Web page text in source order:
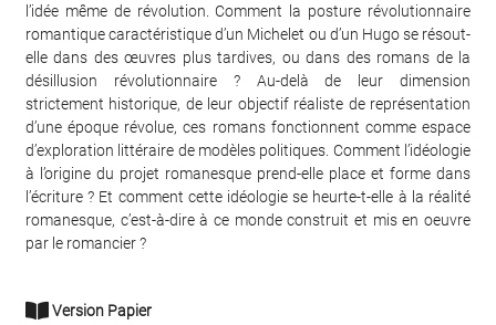
l’idée même de révolution. Comment la posture révolutionnaire
romantique caractéristique d’un Michelet ou d’un Hugo se résout-
elle dans des œuvres plus tardives, ou dans des romans de la
désillusion révolutionnaire ? Au-delà de leur dimension
strictement historique, de leur objectif réaliste de représentation
d’une époque révolue, ces romans fonctionnent comme espace
d’exploration littéraire de modèles politiques. Comment l’idéologie
à l’origine du projet romanesque prend-elle place et forme dans
l’écriture ? Et comment cette idéologie se heurte-t-elle à la réalité
romanesque, c’est-à-dire à ce monde construit et mis en oeuvre
par le romancier ?
Version Papier